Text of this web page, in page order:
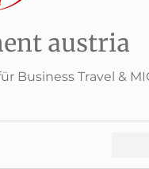
austria
Business Travel &